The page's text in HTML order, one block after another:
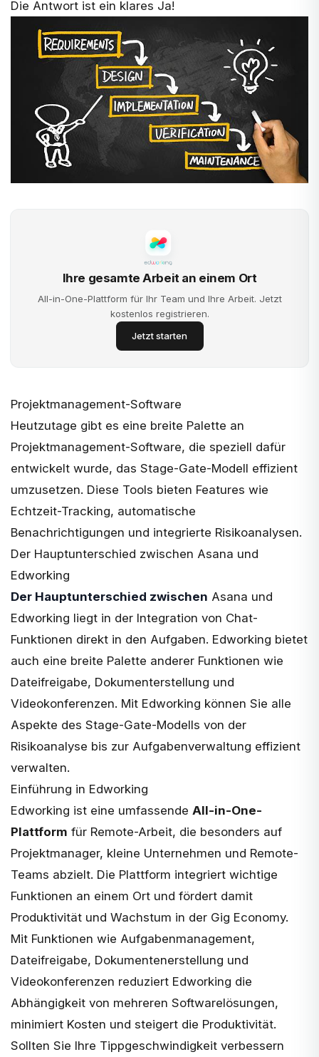
Die Antwort ist ein klares Ja!
Ihre gesamte Arbeit an einem Ort
All-in-One-Plattform für Ihr Team und Ihre Arbeit. Jetzt
kostenlos registrieren.
Jetzt starten
Projektmanagement-Software
Heutzutage gibt es eine breite Palette an
Projektmanagement-Software, die speziell dafür
entwickelt wurde, das Stage-Gate-Modell effizient
umzusetzen. Diese Tools bieten Features wie
Echtzeit-Tracking, automatische
Benachrichtigungen und integrierte Risikoanalysen.
Der Hauptunterschied zwischen Asana und
Edworking
Der Hauptunterschied zwischen Asana und
Edworking liegt in der Integration von Chat-
Funktionen direkt in den Aufgaben. Edworking bietet
auch eine breite Palette anderer Funktionen wie
Dateifreigabe, Dokumenterstellung und
Videokonferenzen. Mit Edworking können Sie alle
Aspekte des Stage-Gate-Modells von der
Risikoanalyse bis zur Aufgabenverwaltung effizient
verwalten.
Einführung in Edworking
Edworking ist eine umfassende All-in-One-
Plattform für Remote-Arbeit, die besonders auf
Projektmanager, kleine Unternehmen und Remote-
Teams abzielt. Die Plattform integriert wichtige
Funktionen an einem Ort und fördert damit
Produktivität und Wachstum in der Gig Economy.
Mit Funktionen wie Aufgabenmanagement,
Dateifreigabe, Dokumentenerstellung und
Videokonferenzen reduziert Edworking die
Abhängigkeit von mehreren Softwarelösungen,
minimiert Kosten und steigert die Produktivität.
Sollten Sie Ihre Tippgeschwindigkeit verbessern